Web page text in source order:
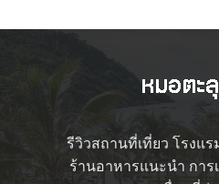
รีวิวสถานที่เที่ยว โรงแ
ร้านอาหารแนะนำ การ